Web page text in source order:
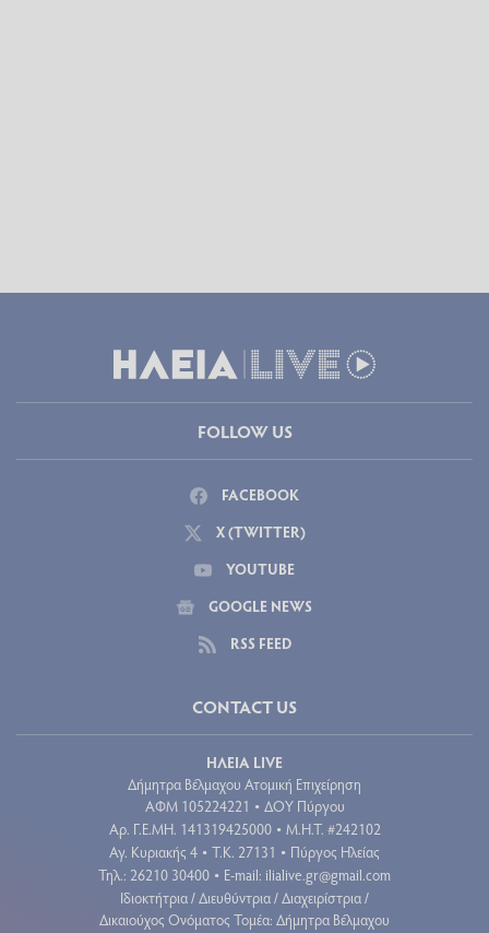
FOLLOW US
FACEBOOK
X (TWITTER)
YOUTUBE
GOOGLE NEWS
RSS FEED
CONTACT US
ΗΛΕΙΑ LIVE
Δήμητρα Βέλμαχου Ατομική Επιχείρηση
ΑΦΜ 105224221 • ΔΟΥ Πύργου
Aρ. Γ.Ε.ΜΗ. 141319425000 • Μ.Η.Τ. #242102
Αγ. Κυριακής 4 • Τ.Κ. 27131 • Πύργος Ηλείας
Τηλ.: 26210 30400 • E-mail: ilialive.gr@gmail.com
Ιδιοκτήτρια / Διευθύντρια / Διαχειρίστρια /
Δικαιούχος Ονόματος Τομέα: Δήμητρα Βέλμαχου